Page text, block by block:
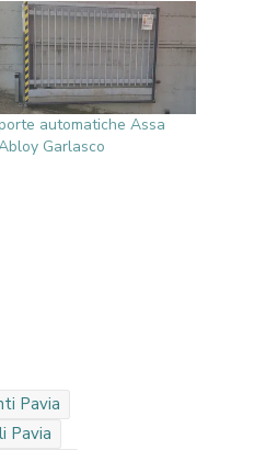
automatiche Assa
Garlasco
Pavia
Pavia